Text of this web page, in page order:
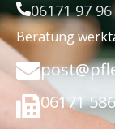
06171 97
Beratung
06171